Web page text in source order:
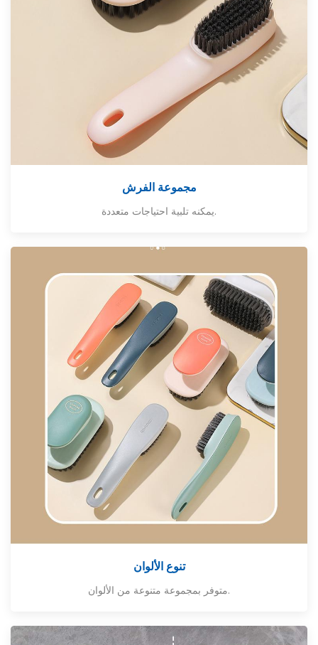
مجموعة الفرش
يمكنه تلبية احتياجات متعددة.
تنوع الألوان
متوفر بمجموعة متنوعة من الألوان.